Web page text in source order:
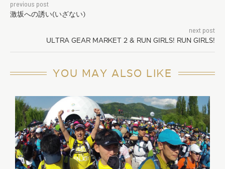
previous post
激坂への誘い(いざない)
next post
ULTRA GEAR MARKET 2 & RUN GIRLS! RUN GIRLS!
YOU MAY ALSO LIKE